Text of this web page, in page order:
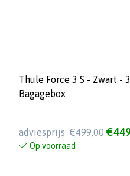
Thule Force 3 S - Zwart -
Bagagebox
adviesprijs €499,00
Op voorraad